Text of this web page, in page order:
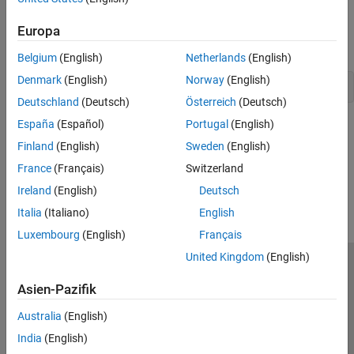
compilers. See
-D __EDG__ -D __EDG_VERSION__=606
SeePreprocessor definitions (-D)
How useful was this information?
Europa
Belgium (English)
Denmark (English)
Deutschland (Deutsch)
España (Español)
Finland (English)
France (Français)
Ireland (English)
Italia (Italiano)
Luxembourg (English)
Netherlands(English)
Norway(English)
Österreich (Deutsch)
Portugal (English)
Sweden (English)
Switzerland
Deutsch
English
Français
United Kingdom(English)
Asien-Pazifik
Australia (English)
India (English)
Datendiebstahl verhindern
© 1994-2026 The MathWorks, Inc.